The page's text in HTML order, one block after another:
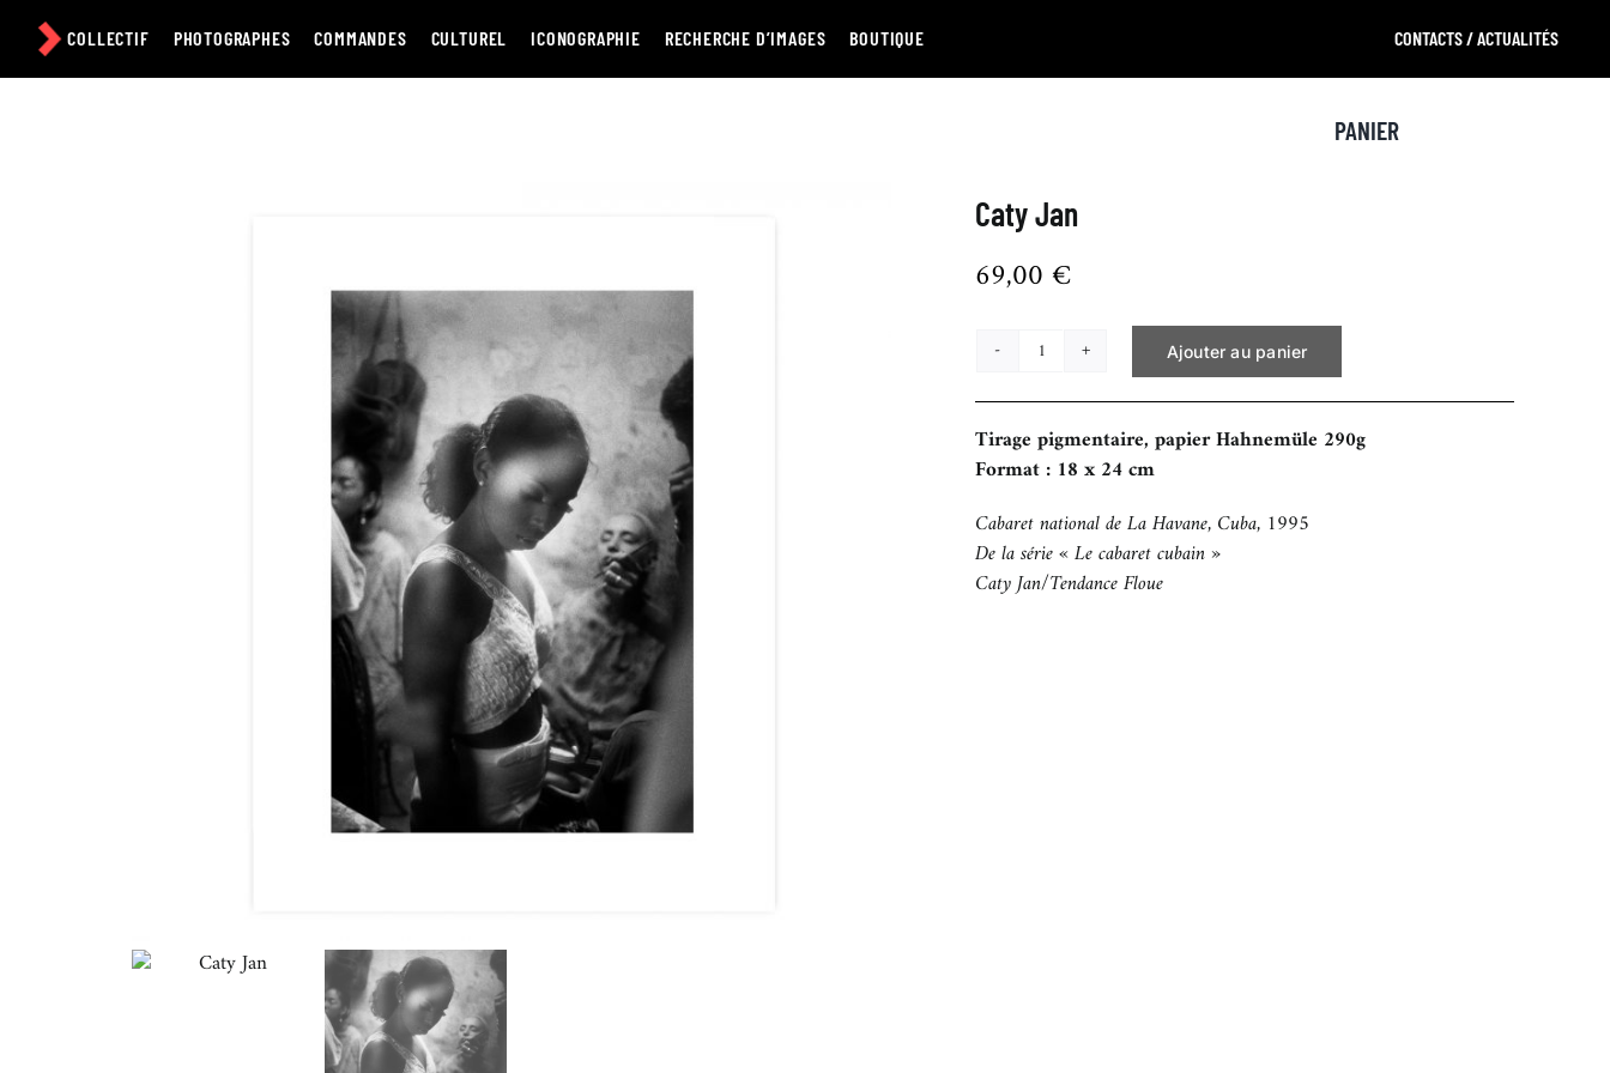
Passer
contenu
COLLECTIF PHOTOGRAPHES COMMANDES CULTUREL ICONOGRAPHIE RECHERCHE D’IMAGES BOUTIQUE CONTACTS / ACTUALITÉS
PANIER
Caty Jan
69,00€
quantité
de
Caty
Jan
Ajouter au panier
Tirage pigmentaire, papier Hahnemüle 290g
Format : 18 x 24 cm
Cabaret national de La Havane, Cuba, 1995
De la série « Le cabaret cubain »
Caty Jan/Tendance Floue